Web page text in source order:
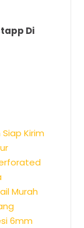
Di
Kirim
Murah
6mm